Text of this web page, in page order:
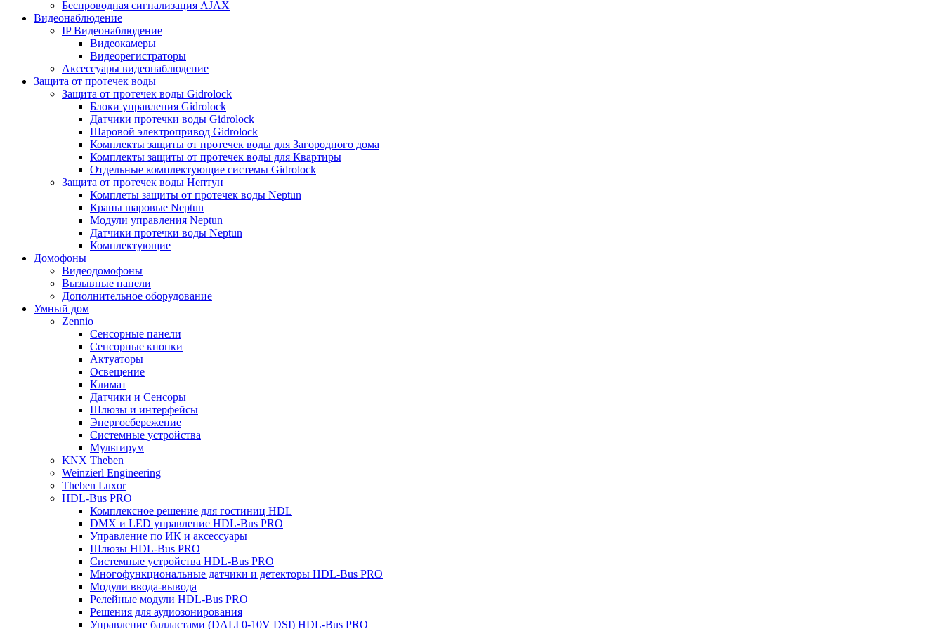
Беспроводная сигнализация AJAX
Видеонаблюдение
IP Видеонаблюдение
Видеокамеры
Видеорегистраторы
Аксессуары видеонаблюдение
Защита от протечек воды
Защита от протечек воды Gidrolock
Блоки управления Gidrolock
Датчики протечки воды Gidrolock
Шаровой электропривод Gidrolock
Комплекты защиты от протечек воды для Загородного дома
Комплекты защиты от протечек воды для Квартиры
Отдельные комплектующие системы Gidrolock
Защита от протечек воды Нептун
Комплеты защиты от протечек воды Neptun
Краны шаровые Neptun
Модули управления Neptun
Датчики протечки воды Neptun
Комплектующие
Домофоны
Видеодомофоны
Вызывные панели
Дополнительное оборудование
Умный дом
Zennio
Сенсорные панели
Сенсорные кнопки
Актуаторы
Освещение
Климат
Датчики и Сенсоры
Шлюзы и интерфейсы
Энергосбережение
Системные устройства
Мультирум
KNX Theben
Weinzierl Engineering
Theben Luxor
HDL-Bus PRO
Комплексное решение для гостиниц HDL
DMX и LED управление HDL-Bus PRO
Управление по ИК и аксессуары
Шлюзы HDL-Bus PRO
Системные устройства HDL-Bus PRO
Многофункциональные датчики и детекторы HDL-Bus PRO
Модули ввода-вывода
Релейные модули HDL-Bus PRO
Решения для аудиозонирования
Управление балластами (DALI 0-10V DSI) HDL-Bus PRO